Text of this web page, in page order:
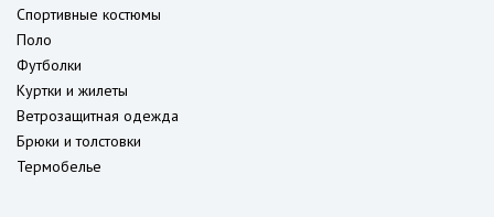
Спортивные костюмы
Поло
Футболки
Куртки и жилеты
Ветрозащитная одежда
Брюки и толстовки
Термобелье